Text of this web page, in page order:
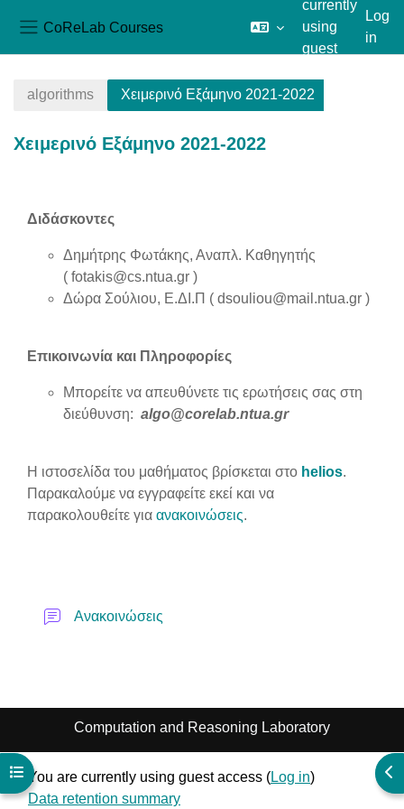
CoReLab Courses
currently
using
guest
Log
in
Open course index
algorithms Χειμερινό Εξάμηνο 2021-2022
Χειμερινό Εξάμηνο 2021-2022
Διδάσκοντες
Δημήτρης Φωτάκης, Αναπλ. Καθηγητής
( fotakis@cs.ntua.gr )
Δώρα Σούλιου, Ε.ΔΙ.Π ( dsouliou@mail.ntua.gr )
Επικοινωνία και Πληροφορίες
Μπορείτε να απευθύνετε τις ερωτήσεις σας στη
διεύθυνση: algo@corelab.ntua.gr
Η ιστοσελίδα του μαθήματος βρίσκεται στο helios.
Παρακαλούμε να εγγραφείτε εκεί και να
παρακολουθείτε για ανακοινώσεις.
Ανακοινώσεις
Computation and Reasoning Laboratory
You are currently using guest access (Log in)
Data retention summary